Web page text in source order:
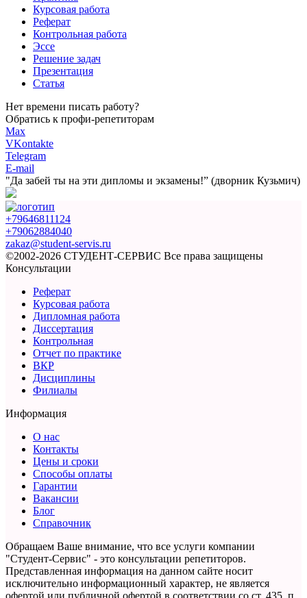
Курсовая работа
Реферат
Контрольная работа
Эссе
Решение задач
Презентация
Статья
Нет времени писать работу?
Обратись к профи-репетиторам
Max
VKontakte
Telegram
E-mail
"Да забей ты на эти дипломы и экзамены!” (дворник Кузьмич)
+79646811124
+79062884040
zakaz@student-servis.ru
©2002-2026 СТУДЕНТ-СЕРВИС Все права защищены
Консультации
Реферат
Курсовая работа
Дипломная работа
Диссертация
Контрольная
Отчет по практике
ВКР
Дисциплины
Филиалы
Информация
О нас
Контакты
Цены и сроки
Способы оплаты
Гарантии
Вакансии
Блог
Справочник
Обращаем Ваше внимание, что все услуги компании
"Студент-Сервис" - это консультации репетиторов.
Представленная информация на данном сайте носит
исключительно информационный характер, не является
офертой или публичной офертой в соответствии со ст. 435, п.